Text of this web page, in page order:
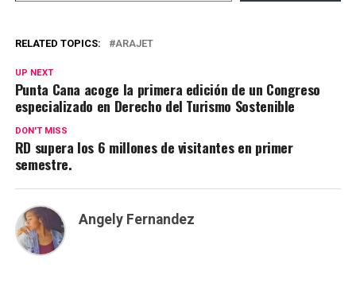
RELATED TOPICS: ARAJET
UP NEXT
Punta Cana acoge la primera edición de un Congreso
especializado en Derecho del Turismo Sostenible
DON'T MISS
RD supera los 6 millones de visitantes en primer
semestre.
Angely Fernandez